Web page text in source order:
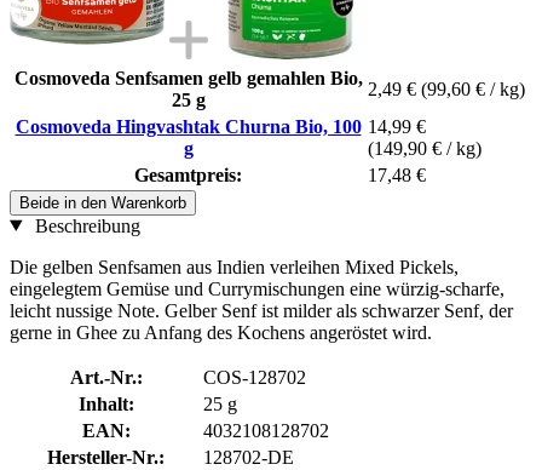
Cosmoveda Senfsamen gelb gemahlen Bio,
25 g
2,49 € (99,60 € / kg)
Cosmoveda Hingvashtak Churna Bio, 100
g
14,99 €
(149,90 € / kg)
Gesamtpreis:
17,48 €
Beide in den Warenkorb
Beschreibung
Die gelben Senfsamen aus Indien verleihen Mixed Pickels,
eingelegtem Gemüse und Currymischungen eine würzig-scharfe,
leicht nussige Note. Gelber Senf ist milder als schwarzer Senf, der
gerne in Ghee zu Anfang des Kochens angeröstet wird.
Art.-Nr.:
COS-128702
Inhalt:
25 g
EAN:
4032108128702
Hersteller-Nr.:
128702-DE